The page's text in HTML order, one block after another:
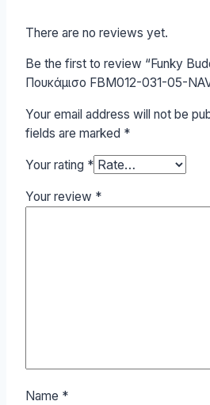
There are no reviews yet.
Be the first to review “Funky
Πουκάμισο FBM012-031-05-
Your email address will not be
fields are marked *
Your rating *
Your review *
Name *